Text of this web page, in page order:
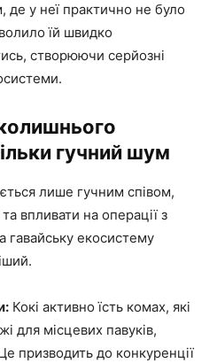
у неї практично не було
їй швидко
створюючи серйозні
гучний шум
лише гучним співом,
впливати на операції з
гавайську екосистему
Кокі активно їсть комах, які
для місцевих павуків,
призводить до конкуренції